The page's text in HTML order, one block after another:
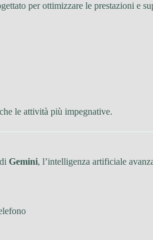
per ottimizzare le prestazioni e
le attività più impegnative.
Gemini, l’intelligenza artificiale